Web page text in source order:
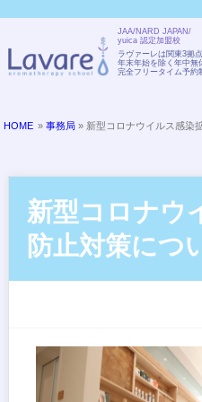
JAA/NARD JAPAN/
yuica 認定加盟校
ラヴァーレは関東3拠点
年末年始を除く年中無
完全フリータイム予約
HOME »事務局 » 新型コロナウイルス感染
新型コロナウ
防止対策につ